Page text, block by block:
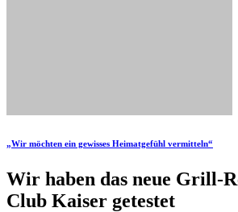
„Wir möchten ein gewisses Heimatgefühl vermitteln“
Wir haben das neue Grill-
Club Kaiser getestet